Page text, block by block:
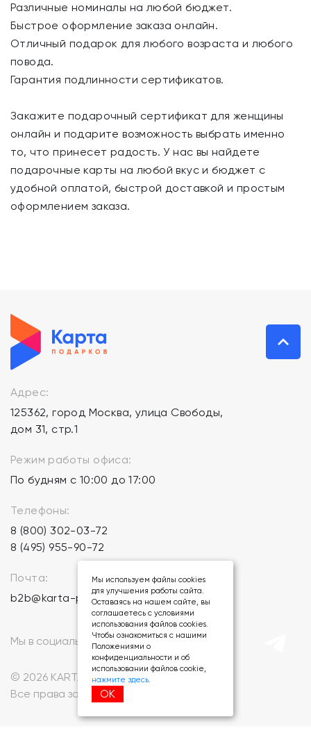
Различные номиналы на любой бюджет.
Быстрое оформление заказа онлайн.
Отличный подарок для любого возраста и любого
повода.
Гарантия подлинности сертификатов.
Закажите подарочный сертификат для женщины
онлайн и подарите возможность выбрать именно
то, что принесет радость. У нас вы найдете
подарочные карты на любой вкус и бюджет с
удобной оплатой, быстрой доставкой и простым
оформлением заказа.
Адрес:
125362, город Москва, улица Свободы,
дом 31, стр.1
Режим работы офиса:
По будням с 10:00 до 17:00
Телефоны:
8 (800) 302-03-72
8 (495) 955-90-72
Почта:
b2b@karta-podarkov.ru
© 2026 KARTA-PODARKOV.RU.
Все права защищены.
Мы в социальных сетях:
Мы используем файлы cookies
для улучшения работы сайта.
Оставаясь на нашем сайте, вы
соглашаетесь с условиями
использования файлов cookies.
Чтобы ознакомиться с нашими
Положениями о
конфиденциальности и об
использовании файлов cookie,
нажмите здесь.
ОК